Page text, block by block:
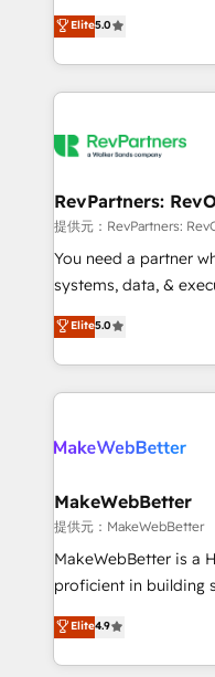
management,
solutions that deliver
transform brand experiences As one
service creative
winning design to
marketing
fuel long-term success We connect the
customer lifecycle
ensure long-term
and service to drive
HubSpot
Elite5.0
RevPartners:
提供元：RevPartners:
You need a partner
systems, data, &
bridge the gap where
combining GTM
solve the right problem
only firm in the world
clients gain a unique
market execution. Why B2B Businesses Choose RP: -
Secure: Soc2 compliant 🛡️ -
starting at $1,5k 💵 - Speed: Launch in
Global: 75+ RPers across five continents 🌐 - Scale:
HubSpot Partner 🪴 -
implementations than
Elite5.0
MakeWebBetter
提供元：MakeWebBetter
MakeWebBetter is a
proficient in building
operational efficiency
growing tech-enabler
hands you the blend
Elite4.9